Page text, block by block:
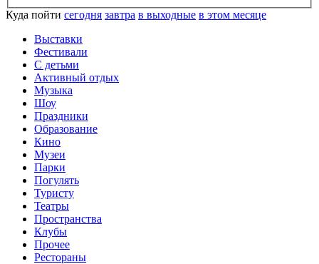
Куда пойти сегодня завтра в выходные в этом месяце
Выставки
Фестивали
С детьми
Активный отдых
Музыка
Шоу
Праздники
Образование
Кино
Музеи
Парки
Погулять
Туристу
Театры
Пространства
Клубы
Прочее
Рестораны